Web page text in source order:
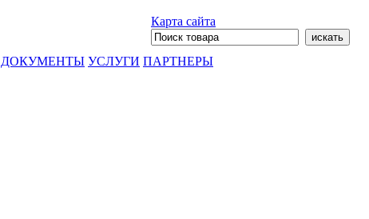
Карта сайта
ДОКУМЕНТЫ УСЛУГИ ПАРТНЕРЫ